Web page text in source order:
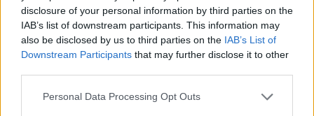
disclosure of your personal information by third parties on the
IAB’s list of downstream participants. This information may
also be disclosed by us to third parties on the IAB’s List of
Downstream Participants that may further disclose it to other
Personal Data Processing Opt Outs